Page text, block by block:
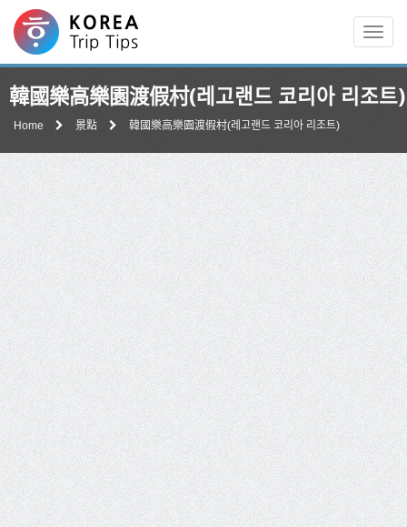
韓國樂高樂園渡假村(레고랜드 코리아 리조트)
Home 景點 韓國樂高樂園渡假村(레고랜드 코리아 리조트)